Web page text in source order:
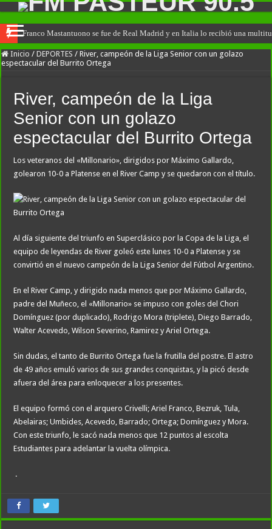
Franco Mastantuono se fue de Real Madrid y en Italia lo recibió una
Inicio / DEPORTES / River, campeón de la Liga Senior con un golazo
espectacular del Burrito Ortega
River, campeón de la Liga
Senior con un golazo
espectacular del Burrito Ortega
Los veteranos del «Millonario», dirigidos por Máximo Gallardo,
golearon 10-0 a Platense en el River Camp y se quedaron con el título.
Al día siguiente del triunfo en Superclásico por la Copa de la Liga, el
equipo de leyendas de River goleó este lunes 10-0 a Platense y se
convirtió en el nuevo campeón de la Liga Senior del Fútbol Argentino.
En el River Camp, y dirigido nada menos que por Máximo Gallardo,
padre del Muñeco, el «Millonario» se impuso con goles del Chori
Domínguez (por duplicado), Rodrigo Mora (triplete), Diego Barrado,
Walter Acevedo, Wilson Severino, Ramirez y Ariel Ortega.
Sin dudas, el tanto de Burrito Ortega fue la frutilla del postre. El astro
de 49 años emuló varios de sus grandes conquistas, y la picó desde
afuera del área para enloquecer a los presentes.
El equipo formó con el arquero Crivelli; Ariel Franco, Bezruk, Tula,
Abelairas; Umbides, Acevedo, Barrado; Ortega; Domínguez y Mora.
Con este triunfo, le sacó nada menos que 12 puntos al escolta
Estudiantes para adelantar la vuelta olímpica.
.